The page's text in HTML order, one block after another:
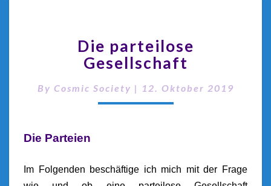
Die parteilose
Gesellschaft
By Cosmic Society | 12. Oktober 2019
Die Parteien
Im Folgenden beschäftige ich mich mit der Frage